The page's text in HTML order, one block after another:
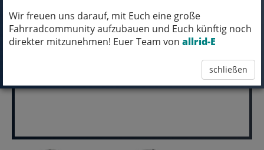
Wir freuen uns darauf, mit Euch eine große
Fahrradcommunity aufzubauen und Euch künftig noch
direkter mitzunehmen! Euer Team von allrid-E
schließen
pro Stück (inkl. MwSt.)